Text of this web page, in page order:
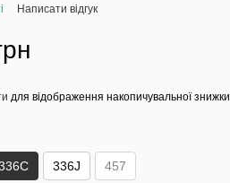
Написати відгук
для відображення накопичувальної знижки
336J 457